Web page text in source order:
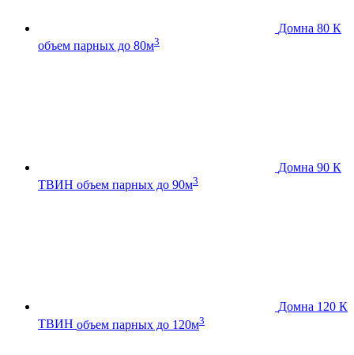
Домна 80 К
объем парных до 80м3
Домна 90 К
ТВИН объем парных до 90м3
Домна 120 К
ТВИН объем парных до 120м3